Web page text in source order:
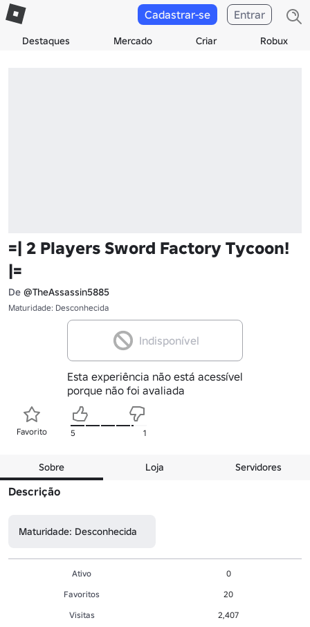
Destaques Mercado Criar Robux
Cadastrar-se Entrar
=| 2 Players Sword Factory Tycoon!
|=
De @TheAssassin5885
Maturidade: Desconhecida
Indisponível
Esta experiência não está acessível
porque não foi avaliada
Favorito 5 1
Sobre Loja Servidores
Descrição
Maturidade: Desconhecida
Ativo
0
Favoritos
20
Visitas
2,407